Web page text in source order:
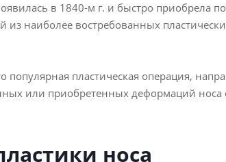
в 1840-м г. и быстро приобрела
из наиболее востребованных
популярная пластическая операция,
или приобретенных деформаций
носа